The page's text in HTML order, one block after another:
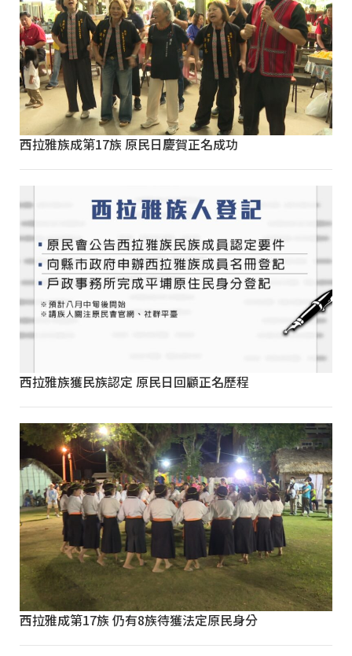
西拉雅族成第17族 原民日慶賀正名成功
西拉雅族獲民族認定 原民日回顧正名歷程
西拉雅成第17族 仍有8族待獲法定原民身分